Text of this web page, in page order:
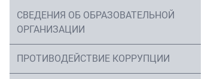
СВЕДЕНИЯ ОБ ОБРАЗОВАТЕЛЬНОЙ
ОРГАНИЗАЦИИ
ПРОТИВОДЕЙСТВИЕ КОРРУПЦИИ